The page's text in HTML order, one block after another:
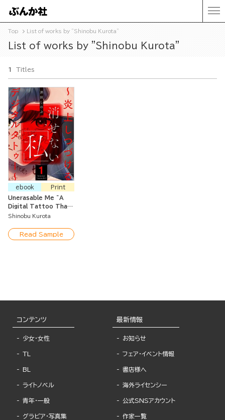
Top List of works by "Shinobu Kurota"
List of works by "Shinobu Kurota"
Titles
1
ebook
Print
Unerasable Me ~A
Digital Tattoo That
Keeps Flaming~
Shinobu Kurota
Read Sample
コンテンツ
少女・女性
TL
BL
ライトノベル
青年・一般
グラビア・写真集
最新情報
お知らせ
フェア・イベント情報
書店様へ
海外ライセンシー
公式SNSアカウント
作家一覧